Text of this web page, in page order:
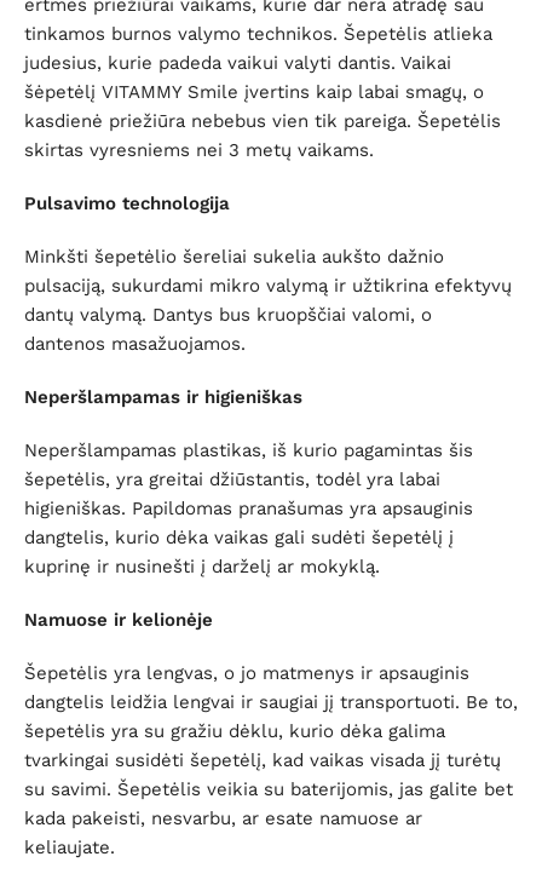
ertmės priežiūrai vaikams, kurie dar nėra atradę sau
tinkamos burnos valymo technikos. Šepetėlis atlieka
judesius, kurie padeda vaikui valyti dantis. Vaikai
šėpetėlį VITAMMY Smile įvertins kaip labai smagų, o
kasdienė priežiūra nebebus vien tik pareiga. Šepetėlis
skirtas vyresniems nei 3 metų vaikams.
Pulsavimo technologija
Minkšti šepetėlio šereliai sukelia aukšto dažnio
pulsaciją, sukurdami mikro valymą ir užtikrina efektyvų
dantų valymą. Dantys bus kruopščiai valomi, o
dantenos masažuojamos.
Neperšlampamas ir higieniškas
Neperšlampamas plastikas, iš kurio pagamintas šis
šepetėlis, yra greitai džiūstantis, todėl yra labai
higieniškas. Papildomas pranašumas yra apsauginis
dangtelis, kurio dėka vaikas gali sudėti šepetėlį į
kuprinę ir nusinešti į darželį ar mokyklą.
Namuose ir kelionėje
Šepetėlis yra lengvas, o jo matmenys ir apsauginis
dangtelis leidžia lengvai ir saugiai jį transportuoti. Be to,
šepetėlis yra su gražiu dėklu, kurio dėka galima
tvarkingai susidėti šepetėlį, kad vaikas visada jį turėtų
su savimi. Šepetėlis veikia su baterijomis, jas galite bet
kada pakeisti, nesvarbu, ar esate namuose ar
keliaujate.